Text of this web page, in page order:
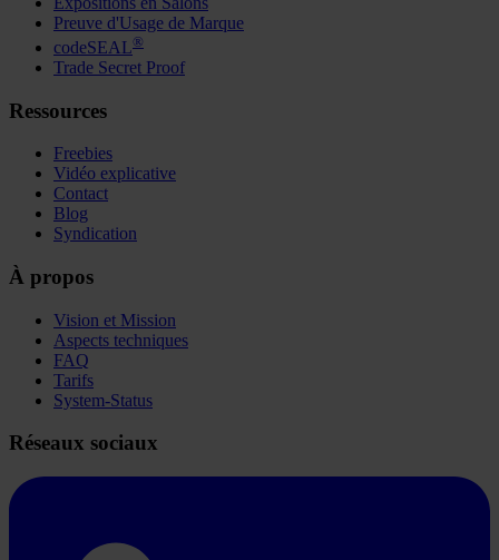
Preuve d'Usage de Marque
codeSEAL®
Trade Secret Proof
Ressources
Freebies
Vidéo explicative
Contact
Blog
Syndication
À propos
Vision et Mission
Aspects techniques
FAQ
Tarifs
System-Status
Réseaux sociaux